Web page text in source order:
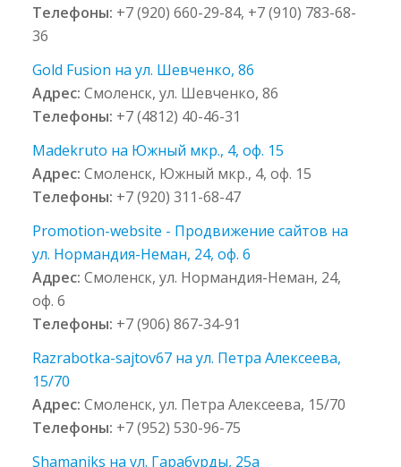
Телефоны: +7 (920) 660-29-84, +7 (910) 783-68-
36
Gold Fusion на ул. Шевченко, 86
Адрес:Смоленск, ул. Шевченко, 86
Телефоны: +7 (4812) 40-46-31
Madekruto на Южный мкр., 4, оф. 15
Адрес:Смоленск, Южный мкр., 4, оф. 15
Телефоны: +7 (920) 311-68-47
Promotion-website - Продвижение сайтов на
ул. Нормандия-Неман, 24, оф. 6
Адрес:Смоленск, ул. Нормандия-Неман, 24,
оф. 6
Телефоны: +7 (906) 867-34-91
Razrabotka-sajtov67 на ул. Петра Алексеева,
15/70
Адрес:Смоленск, ул. Петра Алексеева, 15/70
Телефоны: +7 (952) 530-96-75
Shamaniks на ул. Гарабурды, 25а